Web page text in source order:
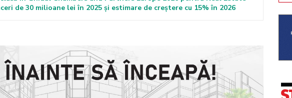
de 30 milioane lei în 2025 și estimare de creștere cu 15% în 2026